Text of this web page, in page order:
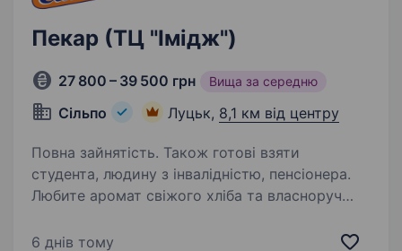
Пекар (ТЦ "Імідж")
27 800 – 39 500 грн Вища за середню
Сільпо Луцьк, 8,1 км від центру
Повна зайнятість. Також готові взяти
студента, людину з інвалідністю, пенсіонера.
Любите аромат свіжого хліба та власноруч
пекар — це ремесло і магія, яку наші Гості
6 днів тому